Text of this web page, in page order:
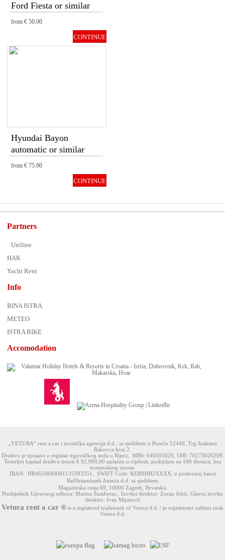
Ford Fiesta or similar
from € 50.00
CONTINUE
Hyundai Bayon
automatic or similar
from € 75.00
CONTINUE
Partners
Uniline
HAK
Yacht Rent
Info
BINA ISTRA
METEO
ISTRA BIKE
Accomodation
„VETURA“ rent a car i turistička agencija d.d., sa sjedištem u Poreču 52440, Trg Joakima
Rakovca broj 2.
Društvo je upisano u registar trgovačkog suda u Rijeci, MBS: 040105620, OIB: 76275026209.
Temeljni kapital društva iznosi € 92.900,00 uplaćen u cijelosti, podijeljen na 100 dionica, bez
nominalnog iznosa.
IBAN: HR4624840081135393251, SWIFT Code: RZBHHR2XXXX, u poslovnoj banci
Raiffeisenbank Austria d.d. sa sjedištem
Magazinska cesta 69, 10000 Zagreb, Hrvatska.
Predsjednik Upravnog odbora: Marina Šumberac, Izvršni direktor: Zoran Jekić, Glavni izvršni
direktor: Ivan Mijatović
Vetura rent a car ® is a registered trademark of Vetura d.d. / je registrirani zaštitni znak
Vetura d.d.